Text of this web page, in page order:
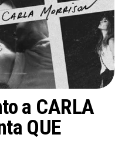
a CARLA
QUE